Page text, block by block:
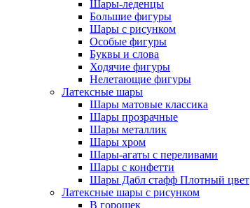
Шары-леденцы
Большие фигуры
Шары с рисунком
Особые фигуры
Буквы и слова
Ходячие фигуры
Нелетающие фигуры
Латексные шары
Шары матовые классика
Шары прозрачные
Шары металлик
Шары хром
Шары-агаты с переливами
Шары с конфетти
Шары Дабл стафф Плотный цвет
Латексные шары с рисунком
В горошек